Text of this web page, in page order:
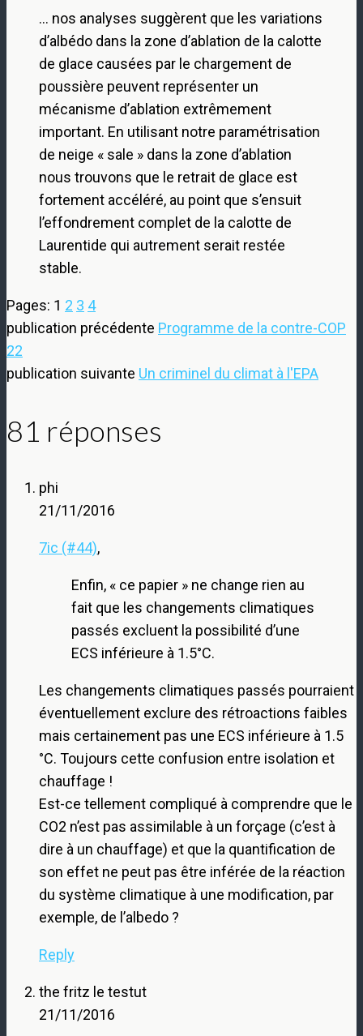
… nos analyses suggèrent que les variations
d’albédo dans la zone d’ablation de la calotte
de glace causées par le chargement de
poussière peuvent représenter un
mécanisme d’ablation extrêmement
important. En utilisant notre paramétrisation
de neige « sale » dans la zone d’ablation
nous trouvons que le retrait de glace est
fortement accéléré, au point que s’ensuit
l’effondrement complet de la calotte de
Laurentide qui autrement serait restée
stable.
Pages: 1 2 3 4
publication précédente Programme de la contre-COP
22
publication suivante Un criminel du climat à l'EPA
81 réponses
phi
21/11/2016
7ic (#44),
Enfin, « ce papier » ne change rien au
fait que les changements climatiques
passés excluent la possibilité d’une
ECS inférieure à 1.5°C.
Les changements climatiques passés pourraient
éventuellement exclure des rétroactions faibles
mais certainement pas une ECS inférieure à 1.5
°C. Toujours cette confusion entre isolation et
chauffage !
Est-ce tellement compliqué à comprendre que le
CO2 n’est pas assimilable à un forçage (c’est à
dire à un chauffage) et que la quantification de
son effet ne peut pas être inférée de la réaction
du système climatique à une modification, par
exemple, de l’albedo ?
Reply
the fritz le testut
21/11/2016